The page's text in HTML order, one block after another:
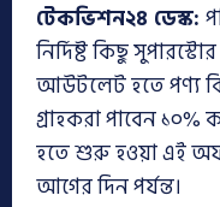
টেকভিশন২৪ ডেস্ক:
নির্দিষ্ট কিছু
আউটলেট হতে পণ্য
গ্রাহকরা পাবেন ১০%
হতে শুরু হওয়া এই
আগের দিন পর্যন্ত।